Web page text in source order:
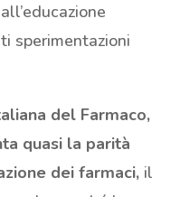
sperimentazioni
del Farmaco,
quasi la parità
dei farmaci, il